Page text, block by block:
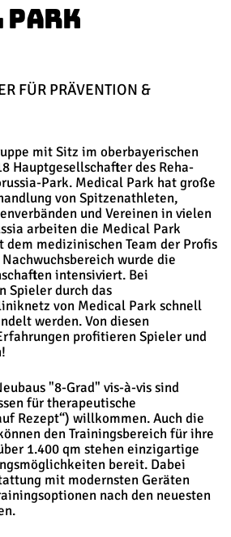
PARK
FÜR PRÄVENTION &
mit Sitz im oberbayerischen
Hauptgesellschafter des Reha-
Park. Medical Park hat große
von Spitzenathleten,
und Vereinen in vielen
arbeiten die Medical Park
dem medizinischen Team der Profis
wurde die
intensiviert. Bei
Spieler durch das
von Medical Park schnell
werden. Von diesen
profitieren Spieler und
"8-Grad" vis-à-vis sind
für therapeutische
Rezept“) willkommen. Auch die
den Trainingsbereich für ihre
1.400 qm stehen einzigartige
bereit. Dabei
mit modernsten Geräten
nach den neuesten